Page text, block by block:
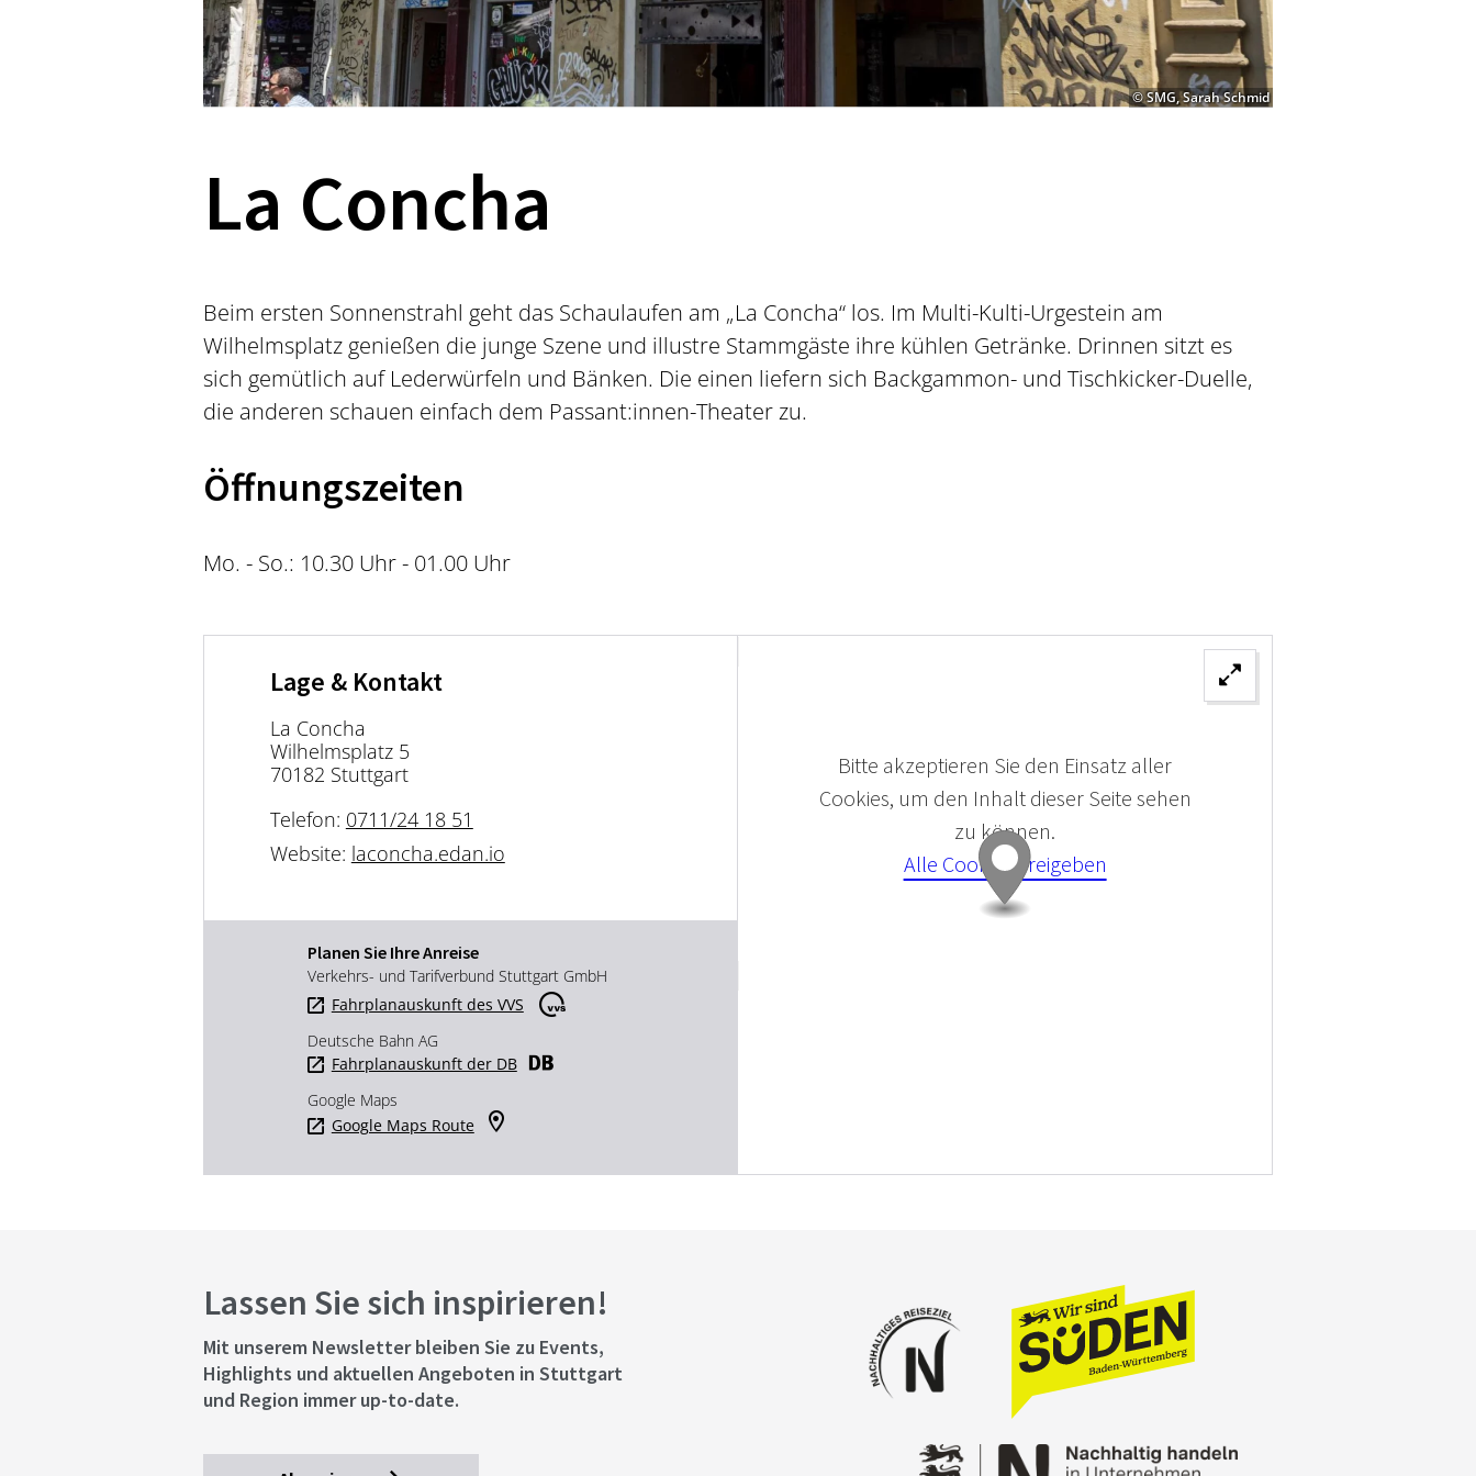
© SMG, Sarah Schmid
La Concha
Beim ersten Sonnenstrahl geht das Schaulaufen am „La Concha“ los. Im Multi-Kulti-Urgestein am
Wilhelmsplatz genießen die junge Szene und illustre Stammgäste ihre kühlen Getränke. Drinnen sitzt es
sich gemütlich auf Lederwürfeln und Bänken. Die einen liefern sich Backgammon- und Tischkicker-Duelle,
die anderen schauen einfach dem Passant:innen-Theater zu.
Öffnungszeiten
Mo. - So.: 10.30 Uhr - 01.00 Uhr
Lage & Kontakt
La Concha
Wilhelmsplatz 5
70182 Stuttgart
Telefon: 0711/24 18 51
Website: laconcha.edan.io
Planen Sie Ihre Anreise
Verkehrs- und Tarifverbund Stuttgart GmbH
Fahrplanauskunft des VVS
Deutsche Bahn AG
Fahrplanauskunft der DB
Google Maps
Google Maps Route
Bitte akzeptieren Sie den Einsatz aller
Cookies, um den Inhalt dieser Seite sehen
zu können.
Alle Cookies Freigeben
Lassen Sie sich inspirieren!
Mit unserem Newsletter bleiben Sie zu Events,
Highlights und aktuellen Angeboten in Stuttgart
und Region immer up-to-date.